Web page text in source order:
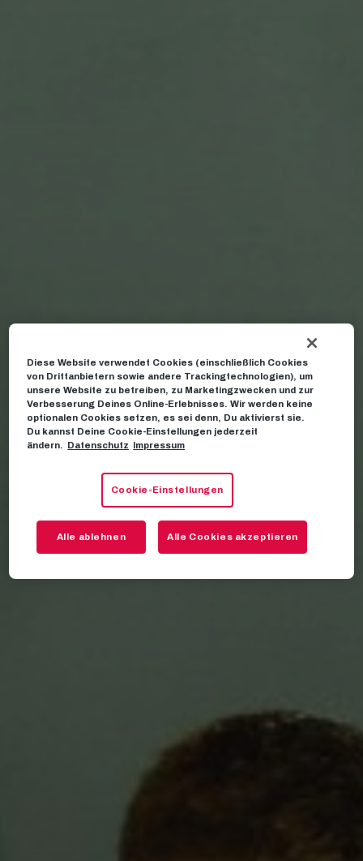
Diese Website verwendet Cookies (einschließlich Cookies
von Drittanbietern sowie andere Trackingtechnologien), um
unsere Website zu betreiben, zu Marketingzwecken und zur
Verbesserung Deines Online-Erlebnisses. Wir werden keine
optionalen Cookies setzen, es sei denn, Du aktivierst sie.
Du kannst Deine Cookie-Einstellungen jederzeit
ändern. Datenschutz Impressum
Cookie-Einstellungen
Alle ablehnen Alle Cookies akzeptieren